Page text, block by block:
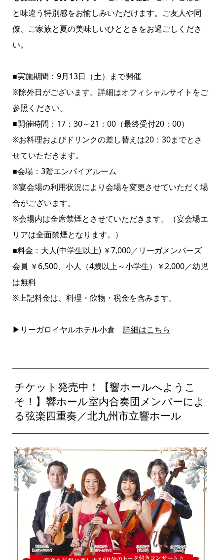
と味違う特別感をお愉しみいただけます。ご友人や同
僚、ご家族と夏の美味しいひとときをお過ごしくださ
い。
■実施期間：9月13日（土）まで開催
※除外日がございます。詳細はオフィシャルサイトをご
参照ください。
■開催時間：17：30～21：00（最終受付20：00）
※お料理およびドリンクの差し替えは20：30までとさ
せていただきます。
■会場：3階エンパイアルーム
※宴会場の利用状況により会場を変更させていただく場
合がございます。
※会場内は全席禁煙とさせていただきます。（宴会場エ
リアは全面禁煙となります。）
■料金：大人(中学生以上) ￥7,000／リーガメンバーズ
会員 ￥6,500、小人（4歳以上～小学生）￥2,000／幼児
は無料
※上記料金は、料理・飲物・税金を含みます。
▶リーガロイヤルホテル小倉 詳細はこちら
チケット発売中！【響ホールへようこ
そ！】響ホール室内合奏団メンバーによ
る弦楽四重奏／北九州市立響ホール